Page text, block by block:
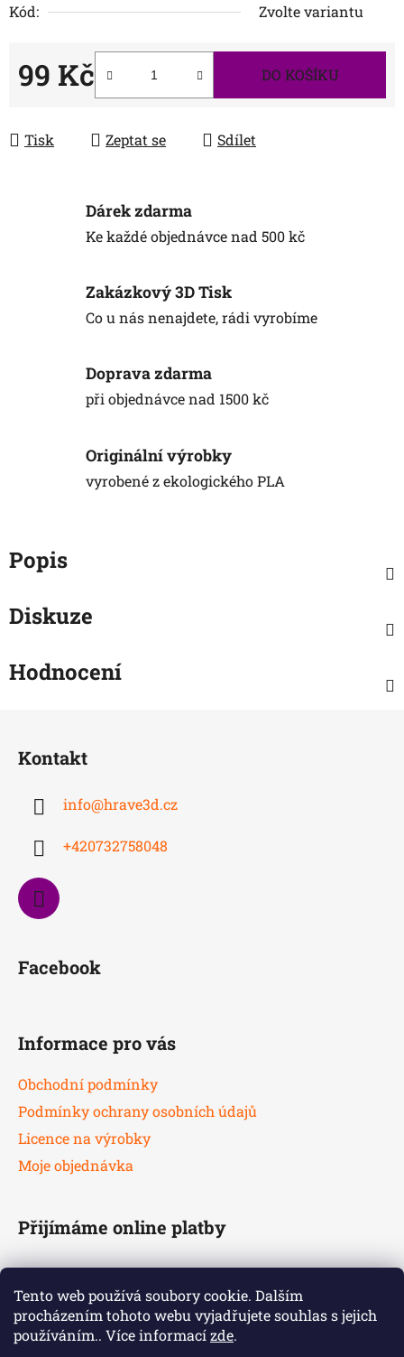
Tento web používá soubory cookie. Dalším
procházením tohoto webu vyjadřujete souhlas s jejich
používáním.. Více informacízde.
Kód:
Zvolte variantu
99 Kč
Měrná cena:
DO KOŠÍKU
Tisk Zeptat se Sdílet
Dárek zdarma
Ke každé objednávce nad 500 kč
Zakázkový 3D Tisk
Co u nás nenajdete, rádi vyrobíme
Doprava zdarma
při objednávce nad 1500 kč
Originální výrobky
vyrobené z ekologického PLA
Popis
Diskuze
Hodnocení
Kontakt
info@hrave3d.cz
+420732758048
Facebook
Informace pro vás
Obchodní podmínky
Podmínky ochrany osobních údajů
Licence na výrobky
Moje objednávka
Přijímáme online platby